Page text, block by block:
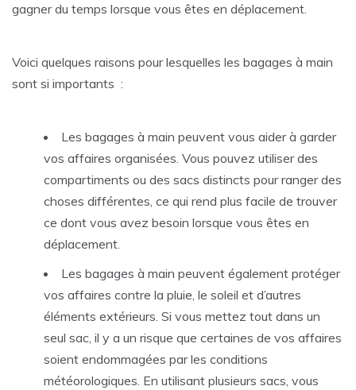
gagner du temps lorsque vous êtes en déplacement.
Voici quelques raisons pour lesquelles les bagages à main
sont si importants :
Les bagages à main peuvent vous aider à garder
vos affaires organisées. Vous pouvez utiliser des
compartiments ou des sacs distincts pour ranger des
choses différentes, ce qui rend plus facile de trouver
ce dont vous avez besoin lorsque vous êtes en
déplacement.
Les bagages à main peuvent également protéger
vos affaires contre la pluie, le soleil et d’autres
éléments extérieurs. Si vous mettez tout dans un
seul sac, il y a un risque que certaines de vos affaires
soient endommagées par les conditions
météorologiques. En utilisant plusieurs sacs, vous